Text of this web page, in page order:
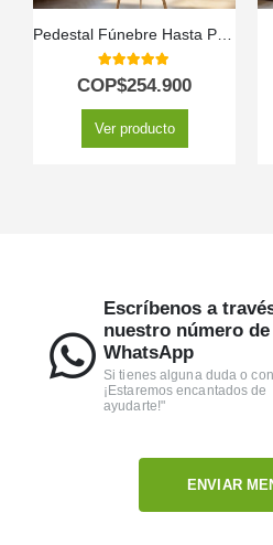
5.00out of 5
COP$254.900
Ver producto
Escríbenos a
nuestro número de
WhatsApp
Si tienes alguna duda o
¡Estaremos encantados de
ayudarte!"
ENVIAR